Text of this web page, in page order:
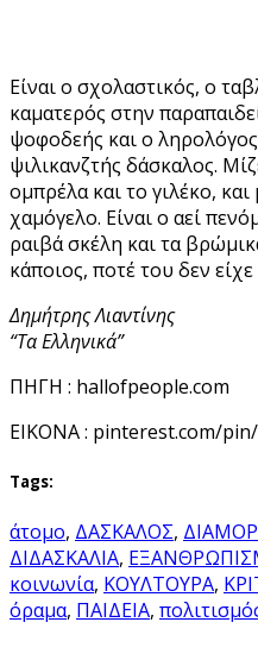
Είναι ο σχολαστικός, ο
καματερός στην
ψοφοδεής και ο
ψιλικανζτής δάσκαλος.
ομπρέλα και το γιλέκο,
χαμόγελο. Είναι ο αεί
ραιβά σκέλη και τα
κάποιος, ποτέ του δεν
Δημήτρης Λιαντίνης
“Τα Ελληνικά”
ΠΗΓΗ : hallofpeople.com
EIKONA : pinterest.com/
Tags:
άτομο, ΔΑΣΚΑΛΟΣ,
ΔΙΔΑΣΚΑΛΙΑ,
κοινωνία, ΚΟΥΛΤΟΥΡΑ,
όραμα, ΠΑΙΔΕΙΑ,